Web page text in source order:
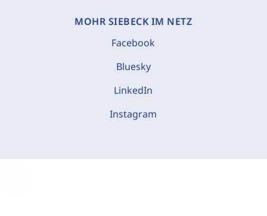
MOHR SIEBECK IM NETZ
Facebook
Bluesky
LinkedIn
Instagram